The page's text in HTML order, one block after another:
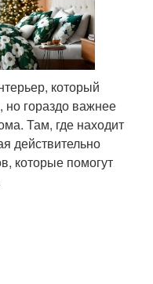
который
но гораздо важнее
Там, где находит
действительно
которые помогут